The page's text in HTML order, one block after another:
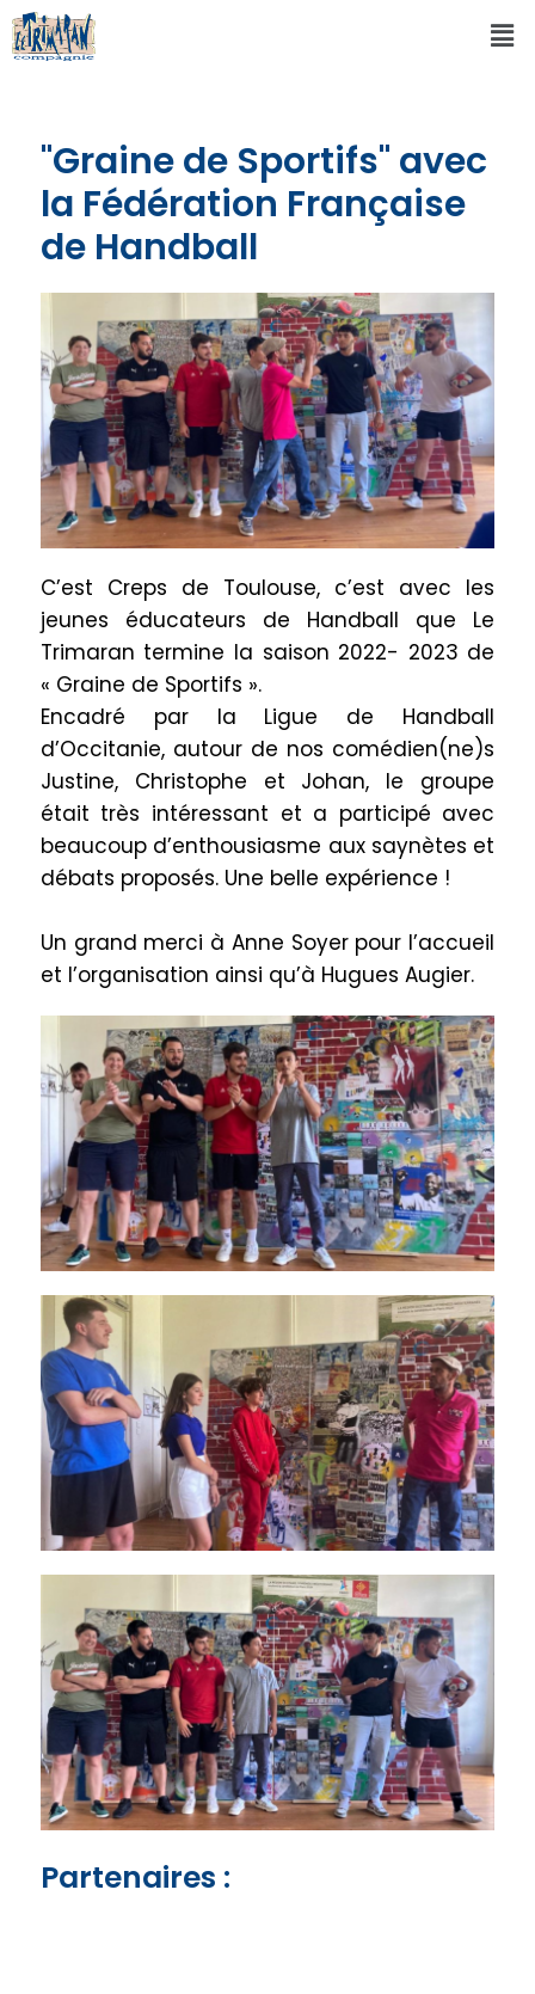
"Graine de Sportifs" avec
la Fédération Française
de Handball
C’est Creps de Toulouse, c’est avec les
jeunes éducateurs de Handball que Le
Trimaran termine la saison 2022- 2023 de
« Graine de Sportifs ».
Encadré par la Ligue de Handball
d’Occitanie, autour de nos comédien(ne)s
Justine, Christophe et Johan, le groupe
était très intéressant et a participé avec
beaucoup d’enthousiasme aux saynètes et
débats proposés. Une belle expérience !
Un grand merci à Anne Soyer pour l’accueil
et l’organisation ainsi qu’à Hugues Augier.
Partenaires :